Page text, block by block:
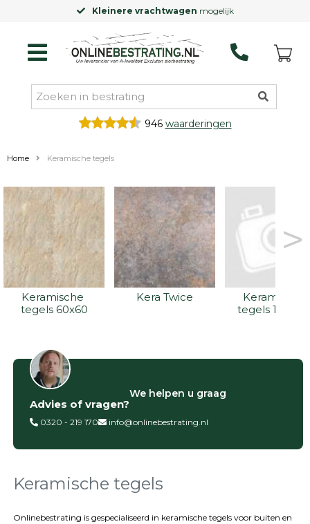
Laagste prijsgarantie
946 waarderingen
Home Keramische tegels
Keramische
tegels 60x60
Kera Twice
Keramische
tegels
>
Filter op
Categorieën
Betontegels
tegels
Natuursteen
Advies of vragen?
We helpen u graag
0320 - 219 170 info@onlinebestrating.nl
Keramische tegels
Onlinebestrating is gespecialiseerd in keramische tegels voor buiten en